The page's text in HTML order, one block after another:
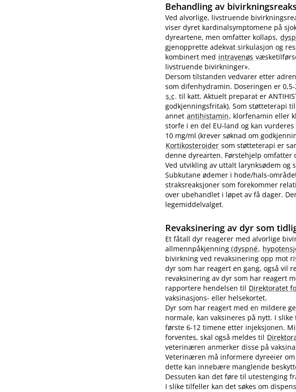
Behandling av
Ved alvorlige, livstruende
viser dyret kardinalsymptomene på
dyreartene, men omfatter kollaps,
gjenopprette adekvat sirkulasjon og
kombinert med intravenøs
livstruende bivirkninger».
Dersom tilstanden vedvarer etter
som difenhydramin. Doseringen er
s.c. til katt. Aktuelt preparat er
godkjenningsfritak). Som støtteterapi
annet antihistamin, klorfenamin eller
storfe i en del EU-land og kan
10 mg/ml (krever søknad om
Kortikosteroider som støtteterapi er
denne dyrearten. Førstehjelp omfatter
Ved utvikling av uttalt larynksødem og
Subkutane ødemer i hode​/​hals-
straksreaksjoner som forekommer
over ubehandlet i løpet av få dager.
legemiddelvalget.
Revaksinering av dyr som
Et fåtall dyr reagerer med alvorlige
allmennpåkjenning (dyspné,
bivirkning ved revaksinering opp mot
dyr som har reagert en gang, også vil
revaksinering av dyr som har reagert
rapportere hendelsen til Direktoratet
vaksinasjons- eller helsekortet.
Dyr som har reagert med en mildere
normale, kan vaksineres på nytt. I
første 6-12 timene etter injeksjonen.
forventes, skal også meldes til
veterinæren anmerker disse på
Veterinæren må informere dyreeier
dette kan innebære manglende
Dessuten kan det føre til utestenging
I slike tilfeller kan det søkes om